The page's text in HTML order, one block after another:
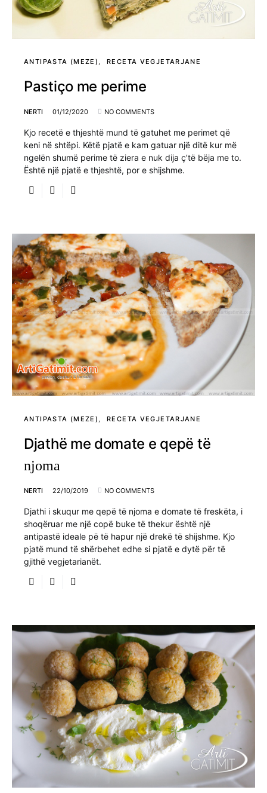
ANTIPASTA (MEZE) RECETA VEGJETARJANE
Pastiço me perime
NERTI 01/12/2020 NO COMMENTS
Kjo recetë e thjeshtë mund të gatuhet me perimet që
keni në shtëpi. Këtë pjatë e kam gatuar një ditë kur më
ngelën shumë perime të ziera e nuk dija ç’të bëja me to.
Është një pjatë e thjeshtë, por e shijshme.
ANTIPASTA (MEZE) RECETA VEGJETARJANE
Djathë me domate e qepë të
njoma
NERTI 22/10/2019 NO COMMENTS
Djathi i skuqur me qepë të njoma e domate të freskëta, i
shoqëruar me një copë buke të thekur është një
antipastë ideale pë të hapur një drekë të shijshme. Kjo
pjatë mund të shërbehet edhe si pjatë e dytë për të
gjithë vegjetarianët.